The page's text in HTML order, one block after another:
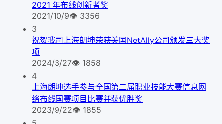
2021 年布线创新者奖
2021/10/9👁 3356
3
祝贺我司上海朗坤荣获美国NetAlly公司颁发三大奖
项
2024/3/27👁 1858
4
上海朗坤选手参与全国第二届职业技能大赛信息网
络布线国赛项目比赛并获优胜奖
2023/9/22👁 1855